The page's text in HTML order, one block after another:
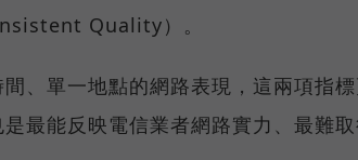
Quality）。
、單一地點的網路表現，這兩項指
最能反映電信業者網路實力、最難取